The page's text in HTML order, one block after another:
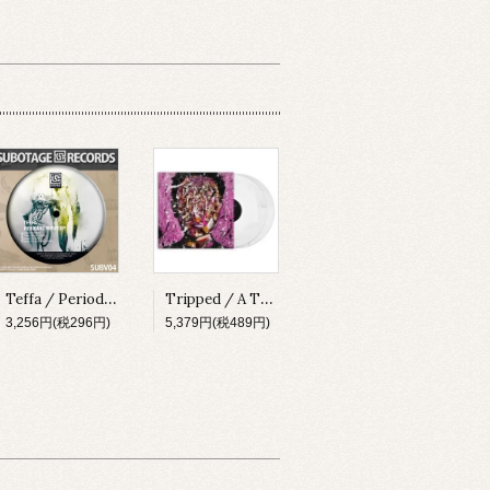
Teffa / Periodic Wave EP [SUBV04][2023]
3,256円(税296円)
Tripped / A Thing About Something [MADLP001][2023]
5,379円(税489円)